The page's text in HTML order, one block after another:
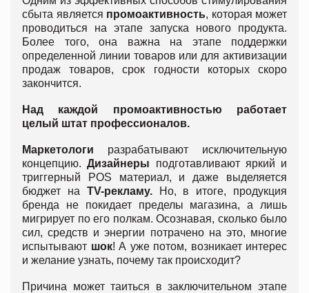
сбыта является промоактивность, которая может
проводиться на этапе запуска нового продукта.
Более того, она важна на этапе поддержки
определенной линии товаров или для активизации
продаж товаров, срок годности которых скоро
закончится.
Над каждой промоактивностью работает
целый штат профессионалов.
Маркетологи разрабатывают исключительную
концепцию.Дизайнеры подготавливают яркий и
триггерный POS материал, и даже выделяется
бюджет на TV-рекламу.Но, в итоге, продукция
бренда не покидает пределы магазина, а лишь
мигрирует по его полкам. Осознавая, сколько было
сил, средств и энергии потрачено на это, многие
испытывают шок! А уже потом, возникает интерес
и желание узнать, почему так происходит?
Причина может таиться в заключительном этапе